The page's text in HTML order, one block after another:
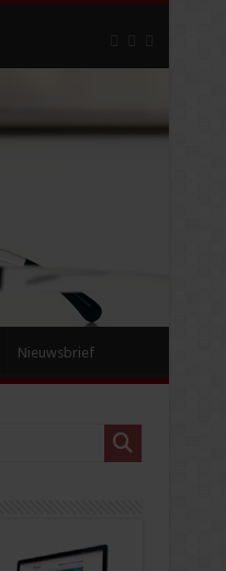
Nieuwsbrief